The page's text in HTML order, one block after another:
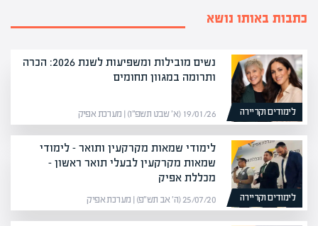
כתבות באותו נושא
לימודים וקריירה
נשים מובילות ומשפיעות לשנת 2026: הכרה
ותרומה במגוון תחומים
19/01/26 (א׳ שבט תשפ״ו) | מערכת אפיק
לימודים וקריירה
לימודי שמאות מקרקעין ותואר – לימודי
שמאות מקרקעין לבעלי תואר ראשון –
מכללת אפיק
25/07/20 (ה׳ אב תש״פ) | מערכת אפיק